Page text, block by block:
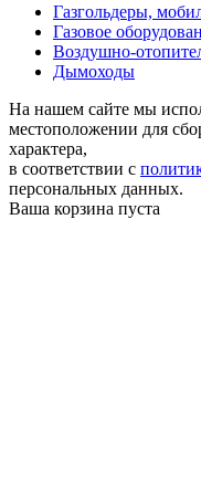
Газгольдеры,
Газовое
Воздушно-
Дымоходы
На нашем сайте мы
местоположении для
характера,
в соответствии с
персональных данных.
Ваша корзина пуста